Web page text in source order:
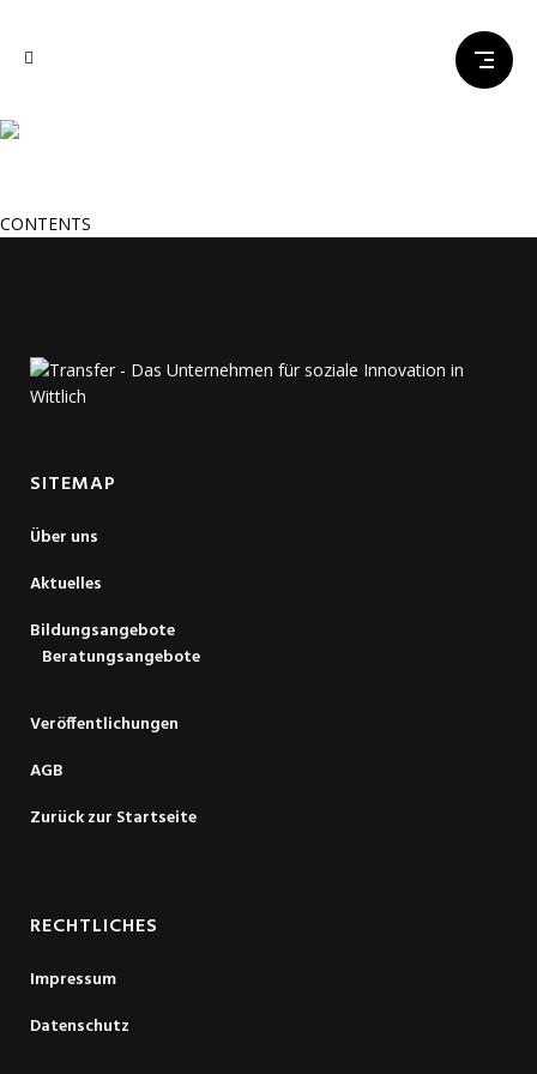
CONTENTS
SITEMAP
Über uns
Aktuelles
Bildungsangebote
Beratungsangebote
Veröffentlichungen
AGB
Zurück zur Startseite
RECHTLICHES
Impressum
Datenschutz